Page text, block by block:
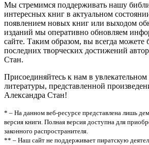
Мы стремимся поддерживать нашу
интересных книг в актуальном
появлением новых книг или выходом
изданий мы оперативно обновляем
сайте. Таким образом, вы всегда можете
последних творческих достижений
Стан.
Присоединяйтесь к нам в
литературы, представленной
Александра Стан!
* – На данном веб-ресурсе представлена лишь
версия книги. Полная версия доступна для
законного распространителя.
** – Наш сайт не поддерживает пиратскую